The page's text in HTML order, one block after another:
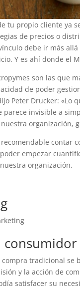
tu propio cliente ya
de precios o
debe ir más
Y es ahí donde el
son las que
de poder
Peter Drucker: «Lo
parece invisible a
organización,
recomendable contar
empezar
organización.
consumidor
tradicional se
y la acción de
satisfacer su